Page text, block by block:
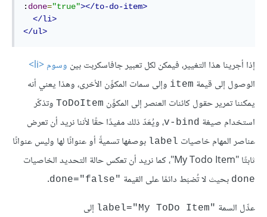
: done="true"></to-do-item>
</li>
</ul>
إذا أجرينا هذا التغيير، فيمكن لكل تعبير جافاسكربت بين وسوم <li>
الوصول إلى قيمة item وإلى سمات المكوِّن الأخرى، وهذا يعني أنه
يمكننا تمرير حقول كائنات العنصر إلى المكوِّن ToDoItem وتذكّر
استخدام صيغة v-bind، ويُعَدّ ذلك مفيدًا حقًا لأننا نريد أن تعرض
عناصر المهام خاصيات label بوصفها تسميةً أو عنوانًا لها وليس عنوانًا
ثابتًا "My Todo Item"، كما نريد أن تعكس حالة التحديد الخاصيات
done بحيث لا تُضبَط دائمًا على القيمة done="false"‎
.
عدِّل السمة label="My ToDo Item"‎ إلى